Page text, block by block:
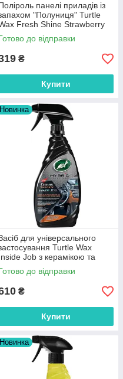
панелі приладів із
"Полуниця" Turtle
Fresh Shine Strawberry
мл до відправки
₴
Купити
Новинка
для універсального
Turtle Wax
Job з керамікою та
тригер 500 мл
до відправки
₴
Купити
Новинка